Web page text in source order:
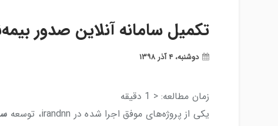
تکمیل سامانه آنلاین صدور
دوشنبه، ۴ آذر ۱۳۹۸
زمان مطالعه: < 1
دقیقه
یکی از پروژه‌های موفق اجرا شده در irandnn، توسعه